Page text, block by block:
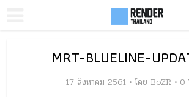
MRT-BLUELINE-
17 สิงหาคม 2561 โดย BoZR 0